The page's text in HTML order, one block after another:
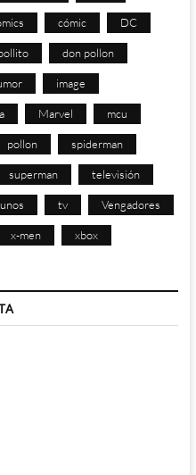
cómic DC
don pollon
image
Marvel mcu
pollon spiderman
superman televisión
tv Vengadores
x-men xbox